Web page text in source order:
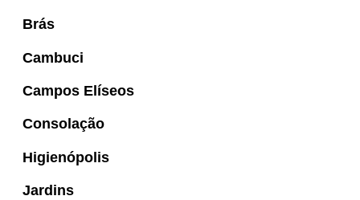
Brás
Cambuci
Campos Elíseos
Consolação
Higienópolis
Jardins